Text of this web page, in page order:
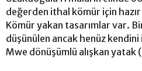
değerden ithal kömür için
Kömür yakan tasarımlar var.
düşünülen ancak henüz
Mwe dönüşümlü alışkan yatak